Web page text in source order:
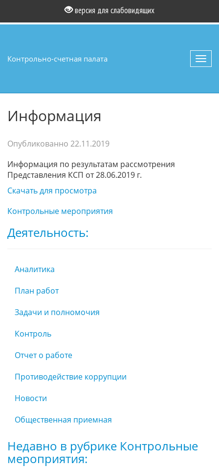
версия для слабовидящих
Контрольно-счетная палата
Информация
Опубликованно 22.11.2019
Информация по результатам рассмотрения
Представления КСП от 28.06.2019 г.
Скачать для просмотра
Контрольные мероприятия
Деятельность:
Аналитика
План работ
Задачи и полномочия
Контроль
Отчет о работе
Противодействие коррупции
Новости
Общественная приемная
Недавно в рубрике Контрольные
мероприятия: